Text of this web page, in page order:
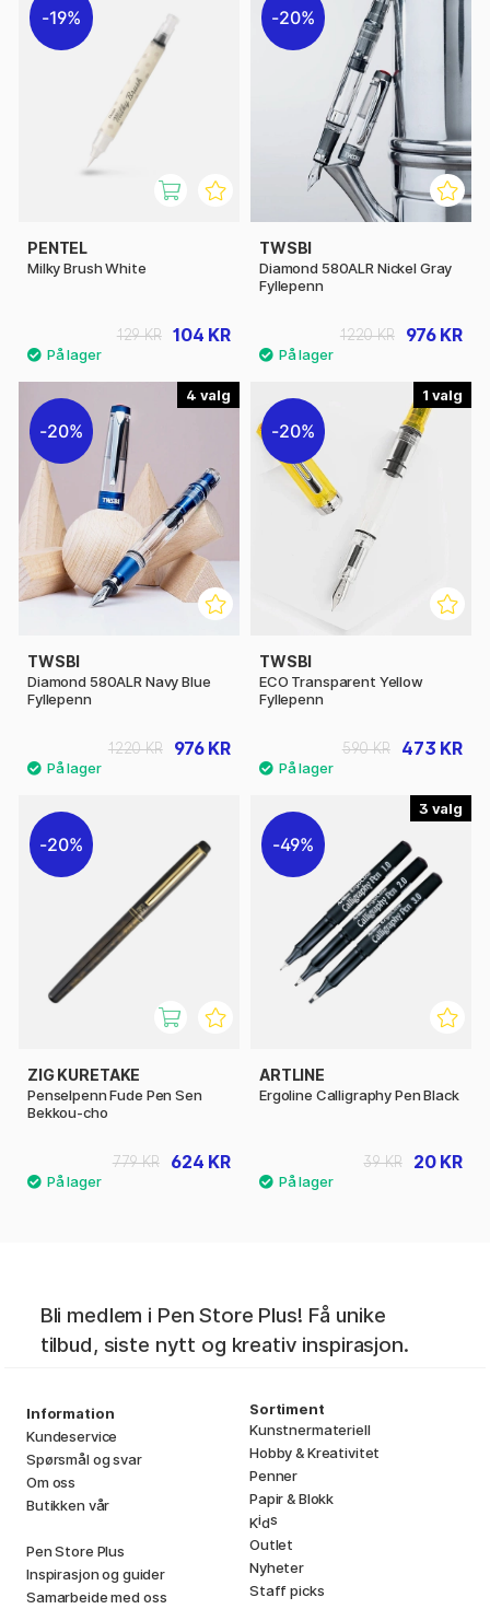
19%
PENTEL
Milky Brush White
104 KR
129 KR
20%
TWSBI
Diamond 580ALR Nickel Gray
Fyllepenn
976 KR
1220 KR
4
20%
TWSBI
Diamond 580ALR Navy Blue
Fyllepenn
976 KR
1220 KR
1
20%
TWSBI
ECO Transparent Yellow
Fyllepenn
473 KR
590 KR
20%
ZIG KURETAKE
Penselpenn Fude Pen Sen
Bekkou-cho
624 KR
779 KR
3
49%
ARTLINE
Ergoline Calligraphy Pen Black
20 KR
39 KR
Bli medlem i Pen Store Plus! Få unike
tilbud, siste nytt og kreativ inspirasjon.
Information
Kundeservice
Spørsmål og svar
Om oss
Butikken vår
Pen Store Plus
Inspirasjon og guider
Samarbeide med oss
Sortiment
Kunstnermateriell
Hobby & Kreativitet
Penner
Papir & Blokk
Kids
Outlet
Nyheter
Staff picks